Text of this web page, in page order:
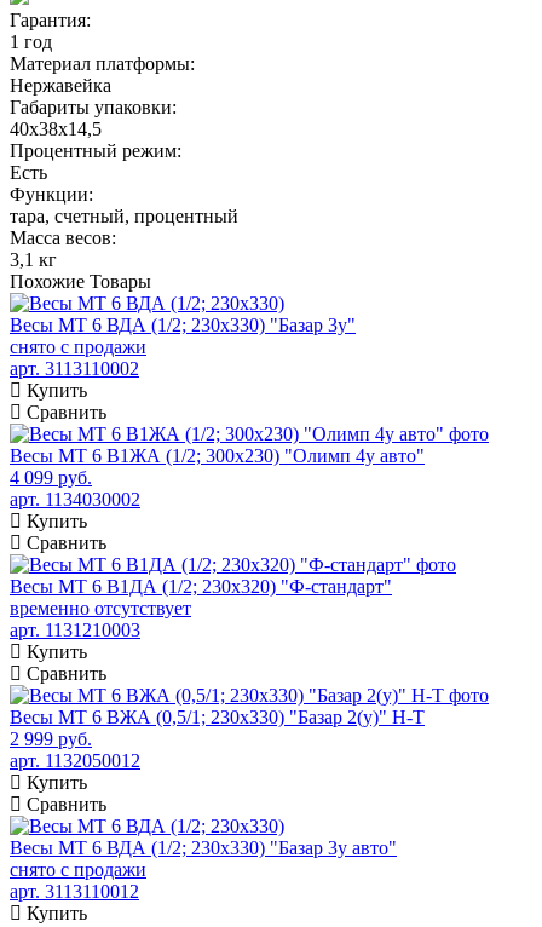
Гарантия:
1 год
Материал платформы:
Нержавейка
Габариты упаковки:
40х38х14,5
Процентный режим:
Есть
Функции:
тара, счетный, процентный
Масса весов:
3,1 кг
Похожие Товары
Весы МТ 6 ВДА (1/2; 230х330) "Базар 3у"
снято с продажи
арт. 3113110002
Купить
Сравнить
Весы МТ 6 В1ЖА (1/2; 300х230) "Олимп 4у авто"
4 099 руб.
арт. 1134030002
Купить
Сравнить
Весы МТ 6 В1ДА (1/2; 230х320) "Ф-стандарт"
временно отсутствует
арт. 1131210003
Купить
Сравнить
Весы МТ 6 ВЖА (0,5/1; 230х330) "Базар 2(у)" Н-Т
2 999 руб.
арт. 1132050012
Купить
Сравнить
Весы МТ 6 ВДА (1/2; 230х330) "Базар 3у авто"
снято с продажи
арт. 3113110012
Купить